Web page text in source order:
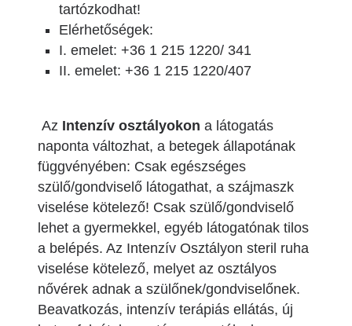
tartózkodhat!
Elérhetőségek:
I. emelet: +36 1 215 1220/ 341
II. emelet: +36 1 215 1220/407
Az Intenzív osztályokon a látogatás
naponta változhat, a betegek állapotának
függvényében: Csak egészséges
szülő/gondviselő látogathat, a szájmaszk
viselése kötelező! Csak szülő/gondviselő
lehet a gyermekkel, egyéb látogatónak tilos
a belépés. Az Intenzív Osztályon steril ruha
viselése kötelező, melyet az osztályos
nővérek adnak a szülőnek/gondviselőnek.
Beavatkozás, intenzív terápiás ellátás, új